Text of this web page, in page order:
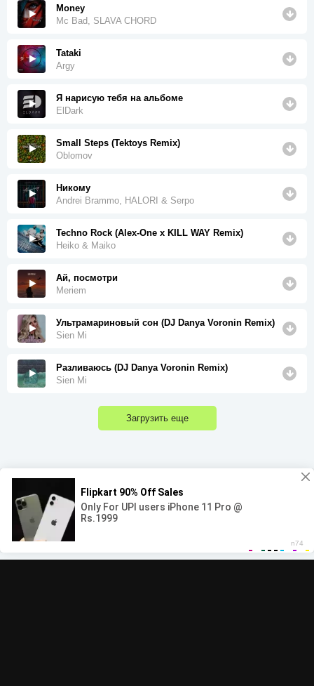
Money
Mc Bad, SLAVA CHORD
Tataki
Argy
Я нарисую тебя на альбоме
ElDark
Small Steps (Tektoys Remix)
Oblomov
Никому
Andrei Brammo, HALORI & Serpo
Techno Rock (Alex-One x KILL WAY Remix)
Heiko & Maiko
Ай, посмотри
Meriem
Ультрамариновый сон (DJ Danya Voronin Remix)
Sien Mi
Разливаюсь (DJ Danya Voronin Remix)
Sien Mi
Загрузить еще
00:00